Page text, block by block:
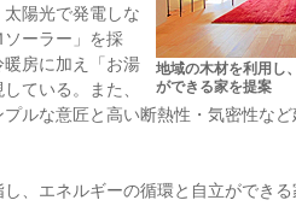
地域の木材を利用し
ができる家を提案
陽光で発電しな
ーラー」を採
房に加え「お湯
ている。また、
ルな意匠と高い断熱性・気密性な
、エネルギーの循環と自立ができ